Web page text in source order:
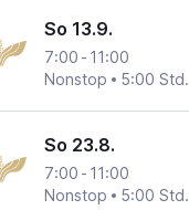
So 13.9.
7:00 - 11:00
Nonstop
5:00 Std.
So 23.8.
7:00 - 11:00
Nonstop
5:00 Std.